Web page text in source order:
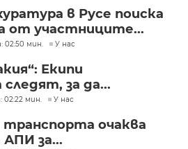
в Русе поиска
от участниците...
02:50 мин. У нас
Екипи
за да...
02:22 мин. У нас
очаква
АПИ за...